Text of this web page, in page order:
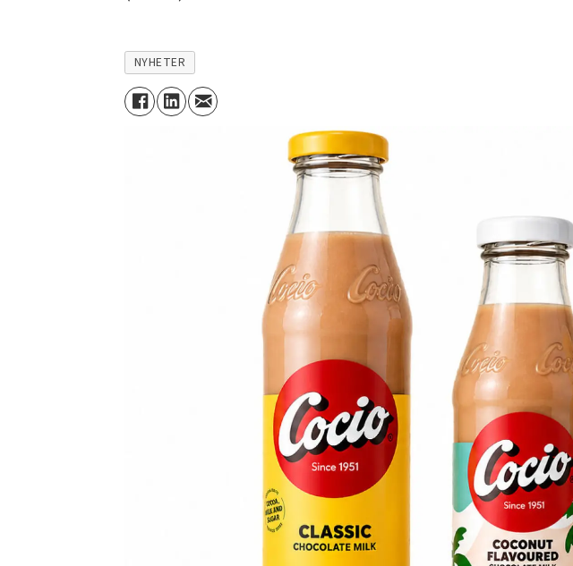
NYHETER